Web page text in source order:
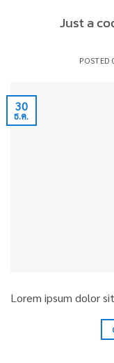
Just a
POSTED
30
ธ.ค.
Lorem ipsum dolor